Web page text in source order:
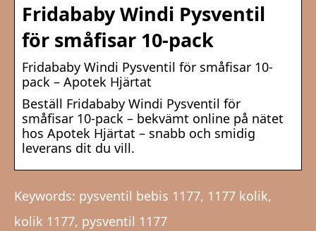
Fridababy Windi Pysventil
för småfisar 10-pack
Fridababy Windi Pysventil för småfisar 10-
pack – Apotek Hjärtat
Beställ Fridababy Windi Pysventil för
småfisar 10-pack – bekvämt online på nätet
hos Apotek Hjärtat – snabb och smidig
leverans dit du vill.
Keywords: pysventil bebis 1177, 1177 kolik,
kolik 1177, pysventil 1177